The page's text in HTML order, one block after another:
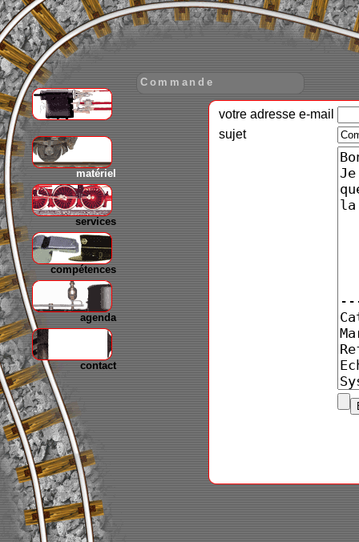
matériel
services
compétences
agenda
contact
Commande
votre adresse e-mail
sujet